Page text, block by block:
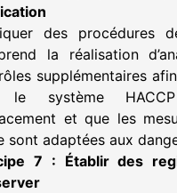
des procédures
la réalisation
supplémentaires
le système
et que les
sont adaptées aux
7 : Établir des